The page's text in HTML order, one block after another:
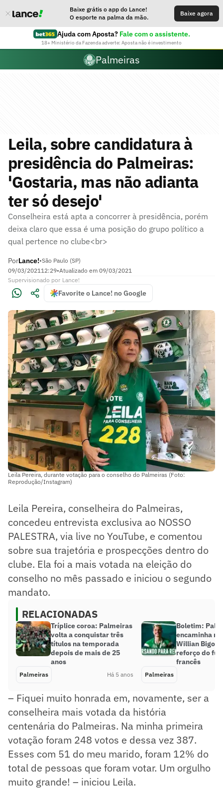
Baixe grátis o app do Lance!
O esporte na palma da mão.
Baixe agora
Ajuda com Aposta? Fale com o assistente.
18+ Ministério da Fazenda adverte: Aposta não é investimento
Palmeiras
Leila, sobre candidatura à
presidência do Palmeiras:
'Gostaria, mas não adianta
ter só desejo'
Conselheira está apta a concorrer à presidência, porém
deixa claro que essa é uma posição do grupo político a
qual pertence no clube<br>
PorLance!•São Paulo (SP)
09/03/202112:29•Atualizado em 09/03/2021
Supervisionado por Lance!
Favorite o Lance! no Google
Leila Pereira, durante votação para o conselho do Palmeiras (Foto:
Reprodução/Instagram)
Leila Pereira, conselheira do Palmeiras,
concedeu entrevista exclusiva ao NOSSO
PALESTRA, via live no YouTube, e comentou
sobre sua trajetória e prospecções dentro do
clube. Ela foi a mais votada na eleição do
conselho no mês passado e iniciou o segundo
mandato.
RELACIONADAS
Tríplice coroa: Palmeiras
volta a conquistar três
títulos na temporada
depois de mais de 25
anos
Palmeiras Há 5 anos
Boletim:
encaminha
Willian
reforço do
francês
Palmeiras
– Fiquei muito honrada em, novamente, ser a
conselheira mais votada da história
centenária do Palmeiras. Na minha primeira
votação foram 248 votos e dessa vez 387.
Esses com 51 do meu marido, foram 12% do
total de pessoas que foram votar. Um orgulho
muito grande! – iniciou Leila.